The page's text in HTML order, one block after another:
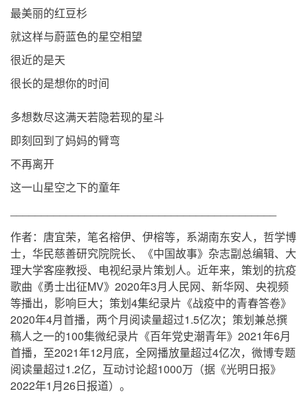
最美丽的红豆杉
就这样与蔚蓝色的星空相望
很近的是天
很长的是想你的时间
多想数尽这满天若隐若现的星斗
即刻回到了妈妈的臂弯
不再离开
这一山星空之下的童年
作者：唐宜荣，笔名榕伊、伊榕等，系湖南东安人，哲学博
士，华民慈善研究院院长、《中国故事》杂志副总编辑、大
理大学客座教授、电视纪录片策划人。近年来，策划的抗疫
歌曲《勇士出征MV》2020年3月人民网、新华网、央视频
等播出，影响巨大；策划4集纪录片《战疫中的青春答卷》
2020年4月首播，两个月阅读量超过1.5亿次；策划兼总撰
稿人之一的100集微纪录片《百年党史潮青年》2021年6月
首播，至2021年12月底，全网播放量超过4亿次，微博专题
阅读量超过1.2亿，互动讨论超1000万（据《光明日报》
2022年1月26日报道）。